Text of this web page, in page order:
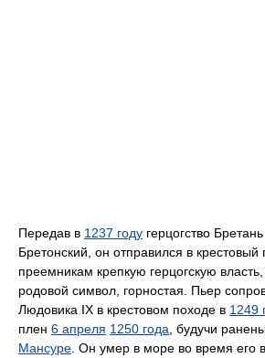
Передав в 1237 году герцогство
Бретонский, он отправился в крестовый
преемникам крепкую герцогскую
родовой символ, горностая. Пьер
Людовика IX в крестовом походе в 1249
плен 6 апреля 1250 года , будучи
Мансуре . Он умер в море во время его